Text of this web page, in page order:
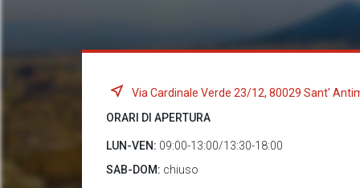
Via Cardinale Verde 23/12, 80029 Sant'
ORARI DI APERTURA
LUN-VEN: 09:00-13:00/13:30-18:00
SAB-DOM: chiuso